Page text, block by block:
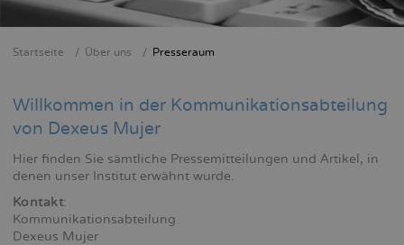
Startseite Über uns Presseraum
Willkommen in der Kommunikationsabteilung
von Dexeus Mujer
Hier finden Sie sämtliche Pressemitteilungen und Artikel, in
denen unser Institut erwähnt wurde.
Kontakt:
Kommunikationsabteilung
Dexeus Mujer